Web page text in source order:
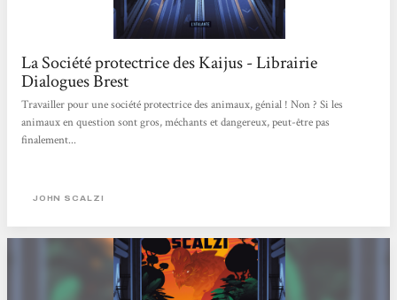
La Société protectrice des Kaijus - Librairie
Dialogues Brest
Travailler pour une société protectrice des animaux, génial ! Non ? Si les
animaux en question sont gros, méchants et dangereux, peut-être pas
finalement...
JOHN SCALZI